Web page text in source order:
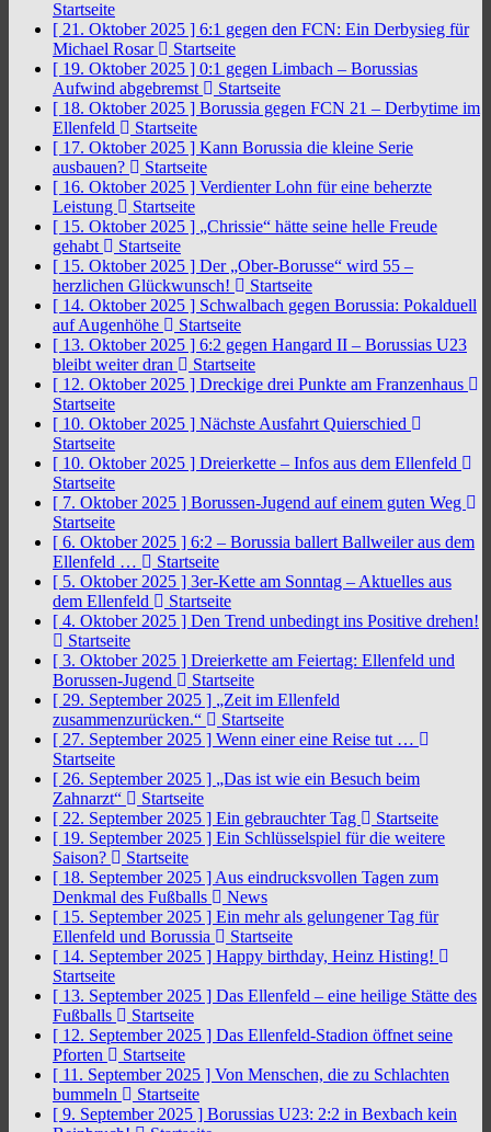
Startseite
[ 21. Oktober 2025 ] 6:1 gegen den FCN: Ein Derbysieg für
Michael Rosar
Startseite
[ 19. Oktober 2025 ] 0:1 gegen Limbach – Borussias
Aufwind abgebremst
Startseite
[ 18. Oktober 2025 ] Borussia gegen FCN 21 – Derbytime im
Ellenfeld
Startseite
[ 17. Oktober 2025 ] Kann Borussia die kleine Serie
ausbauen?
Startseite
[ 16. Oktober 2025 ] Verdienter Lohn für eine beherzte
Leistung
Startseite
[ 15. Oktober 2025 ] „Chrissie“ hätte seine helle Freude
gehabt
Startseite
[ 15. Oktober 2025 ] Der „Ober-Borusse“ wird 55 –
herzlichen Glückwunsch!
Startseite
[ 14. Oktober 2025 ] Schwalbach gegen Borussia: Pokalduell
auf Augenhöhe
Startseite
[ 13. Oktober 2025 ] 6:2 gegen Hangard II – Borussias U23
bleibt weiter dran
Startseite
[ 12. Oktober 2025 ] Dreckige drei Punkte am Franzenhaus
Startseite
[ 10. Oktober 2025 ] Nächste Ausfahrt Quierschied
Startseite
[ 10. Oktober 2025 ] Dreierkette – Infos aus dem Ellenfeld
Startseite
[ 7. Oktober 2025 ] Borussen-Jugend auf einem guten Weg
Startseite
[ 6. Oktober 2025 ] 6:2 – Borussia ballert Ballweiler aus dem
Ellenfeld …
Startseite
[ 5. Oktober 2025 ] 3er-Kette am Sonntag – Aktuelles aus
dem Ellenfeld
Startseite
[ 4. Oktober 2025 ] Den Trend unbedingt ins Positive drehen!
Startseite
[ 3. Oktober 2025 ] Dreierkette am Feiertag: Ellenfeld und
Borussen-Jugend
Startseite
[ 29. September 2025 ] „Zeit im Ellenfeld
zusammenzurücken.“
Startseite
[ 27. September 2025 ] Wenn einer eine Reise tut …
Startseite
[ 26. September 2025 ] „Das ist wie ein Besuch beim
Zahnarzt“
Startseite
[ 22. September 2025 ] Ein gebrauchter Tag
Startseite
[ 19. September 2025 ] Ein Schlüsselspiel für die weitere
Saison?
Startseite
[ 18. September 2025 ] Aus eindrucksvollen Tagen zum
Denkmal des Fußballs
News
[ 15. September 2025 ] Ein mehr als gelungener Tag für
Ellenfeld und Borussia
Startseite
[ 14. September 2025 ] Happy birthday, Heinz Histing!
Startseite
[ 13. September 2025 ] Das Ellenfeld – eine heilige Stätte des
Fußballs
Startseite
[ 12. September 2025 ] Das Ellenfeld-Stadion öffnet seine
Pforten
Startseite
[ 11. September 2025 ] Von Menschen, die zu Schlachten
bummeln
Startseite
[ 9. September 2025 ] Borussias U23: 2:2 in Bexbach kein